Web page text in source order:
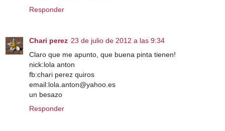
Responder
Chari perez 23 de julio de 2012 a las 9:34
Claro que me apunto, que buena pinta tienen!
nick:lola anton
fb:chari perez quiros
email:lola.anton@yahoo.es
un besazo
Responder